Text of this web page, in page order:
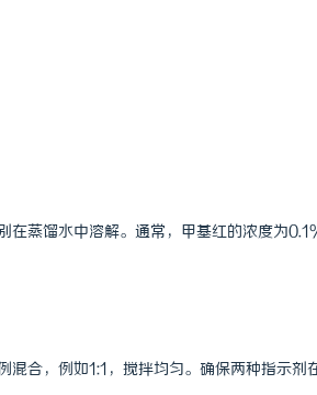
在蒸馏水中溶解。通常，甲基红的浓度为
合，例如1:1，搅拌均匀。确保两种指示剂